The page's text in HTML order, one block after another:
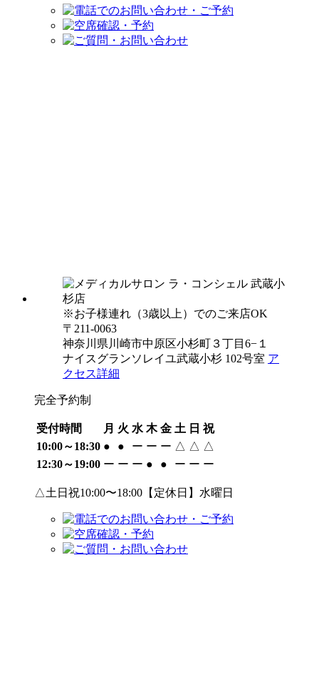
※お子様連れ（3歳以上）でのご来店OK
〒211-0063
神奈川県川崎市中原区小杉町３丁目6−１
ナイスグランソレイユ武蔵小杉 102号室 ア
クセス詳細
完全予約制
受付時間 月 火 水 木 金 土 日 祝
10:00～18:30 ● ● ー ー ー △ △ △
12:30～19:00 ー ー ー ● ● ー ー ー
△土日祝10:00〜18:00【定休日】水曜日